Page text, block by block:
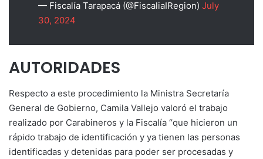
— Fiscalía Tarapacá (@FiscaliaIRegion) July
30, 2024
AUTORIDADES
Respecto a este procedimiento la Ministra Secretaría
General de Gobierno, Camila Vallejo valoró el trabajo
realizado por Carabineros y la Fiscalía “que hicieron un
rápido trabajo de identificación y ya tienen las personas
identificadas y detenidas para poder ser procesadas y